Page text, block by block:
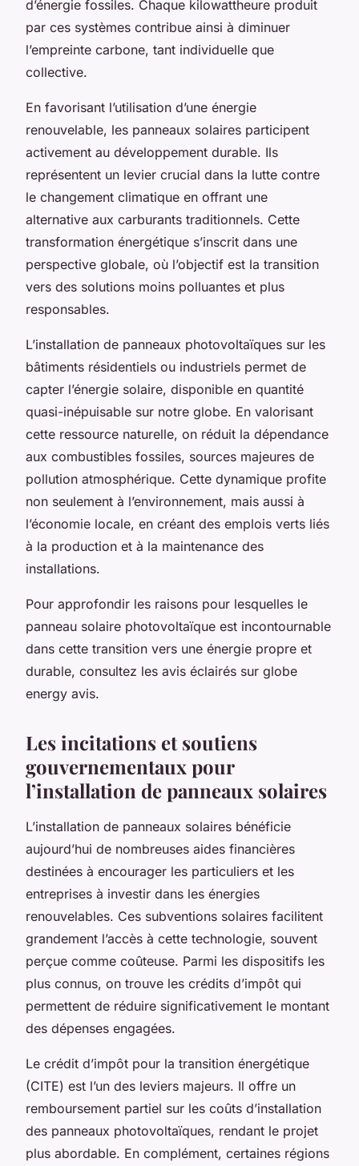
d’énergie fossiles. Chaque kilowattheure produit
par ces systèmes contribue ainsi à diminuer
l’empreinte carbone, tant individuelle que
collective.
En favorisant l’utilisation d’une énergie
renouvelable, les panneaux solaires participent
activement au développement durable. Ils
représentent un levier crucial dans la lutte contre
le changement climatique en offrant une
alternative aux carburants traditionnels. Cette
transformation énergétique s’inscrit dans une
perspective globale, où l’objectif est la transition
vers des solutions moins polluantes et plus
responsables.
L’installation de panneaux photovoltaïques sur les
bâtiments résidentiels ou industriels permet de
capter l’énergie solaire, disponible en quantité
quasi-inépuisable sur notre globe. En valorisant
cette ressource naturelle, on réduit la dépendance
aux combustibles fossiles, sources majeures de
pollution atmosphérique. Cette dynamique profite
non seulement à l’environnement, mais aussi à
l’économie locale, en créant des emplois verts liés
à la production et à la maintenance des
installations.
Pour approfondir les raisons pour lesquelles le
panneau solaire photovoltaïque est incontournable
dans cette transition vers une énergie propre et
durable, consultez les avis éclairés sur globe
energy avis.
Les incitations et soutiens
gouvernementaux pour
l’installation de panneaux solaires
L’installation de panneaux solaires bénéficie
aujourd’hui de nombreuses aides financières
destinées à encourager les particuliers et les
entreprises à investir dans les énergies
renouvelables. Ces subventions solaires facilitent
grandement l’accès à cette technologie, souvent
perçue comme coûteuse. Parmi les dispositifs les
plus connus, on trouve les crédits d’impôt qui
permettent de réduire significativement le montant
des dépenses engagées.
Le crédit d’impôt pour la transition énergétique
(CITE) est l’un des leviers majeurs. Il offre un
remboursement partiel sur les coûts d’installation
des panneaux photovoltaïques, rendant le projet
plus abordable. En complément, certaines régions